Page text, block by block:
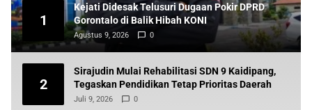
1
Kejati Didesak Telusuri Dugaan Pokir DPRD
Gorontalo di Balik Hibah KONI
Agustus 9, 2026 0
2
Sirajudin Mulai Rehabilitasi SDN 9 Kaidipang,
Tegaskan Pendidikan Tetap Prioritas Daerah
Juli 9, 2026 0